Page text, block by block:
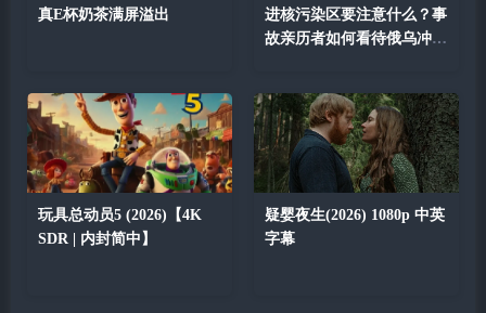
真E杯奶茶满屏溢出
进核污染区要注意什么？事
故亲历者如何看待俄乌冲
玩具总动员5 (2026)【4K
SDR | 内封简中】
疑婴夜生(2026) 1080p 中英
字幕